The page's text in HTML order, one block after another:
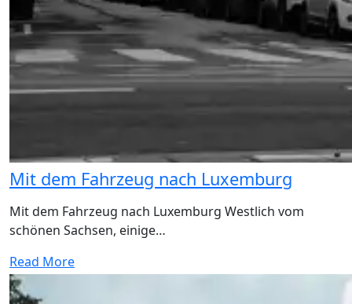
Mit dem Fahrzeug nach Luxemburg
Mit dem Fahrzeug nach Luxemburg Westlich vom
schönen Sachsen, einige…
Read More